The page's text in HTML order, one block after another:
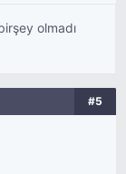
olmadı
#5